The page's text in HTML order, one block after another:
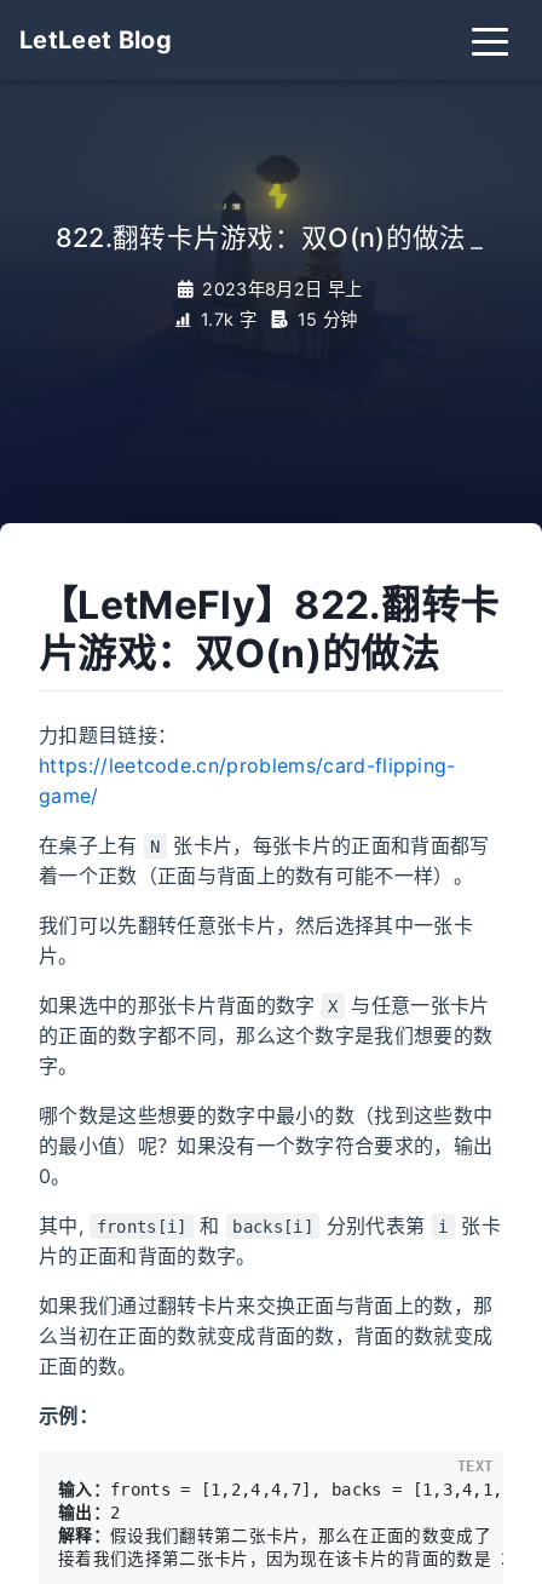
LetLeet Blog
822.翻转卡片游戏：双O(n)的做法
2023年8月2日 早上
1.7k 字
15 分钟
【LetMeFly】822.翻转卡
片游戏：双O(n)的做法
力扣题目链接：
https://leetcode.cn/problems/card-flipping-
game/
在桌子上有 N
张卡片，每张卡片的正面和背面都写
着一个正数（正面与背面上的数有可能不一样）。
我们可以先翻转任意张卡片，然后选择其中一张卡
片。
如果选中的那张卡片背面的数字 X
与任意一张卡片
的正面的数字都不同，那么这个数字是我们想要的数
字。
哪个数是这些想要的数字中最小的数（找到这些数中
的最小值）呢？如果没有一个数字符合要求的，输出
0。
其中, fronts[i] 和 backs[i] 分别代表第 i
张卡
片的正面和背面的数字。
如果我们通过翻转卡片来交换正面与背面上的数，那
么当初在正面的数就变成背面的数，背面的数就变成
正面的数。
示例：
输入：
输出： 2
解释： 假设我们翻转第二张卡片，那么在正面的数变成了
接着我们选择第二张卡片，因为现在该卡片的背面的数是 2
TEXT